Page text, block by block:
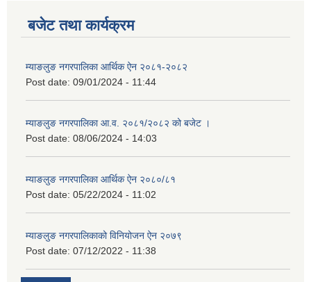
बजेट तथा कार्यक्रम
म्याङलुङ नगरपालिका आर्थिक ऐन २०८१-२०८२
Post date: 09/01/2024 - 11:44
म्याङलुङ नगरपालिका आ.व. २०८१/२०८२ को बजेट ।
Post date: 08/06/2024 - 14:03
म्याङलुङ नगरपालिका आर्थिक ऐन २०८०/८१
Post date: 05/22/2024 - 11:02
म्याङलुङ नगरपालिकाको विनियोजन ऐन २०७९
Post date: 07/12/2022 - 11:38